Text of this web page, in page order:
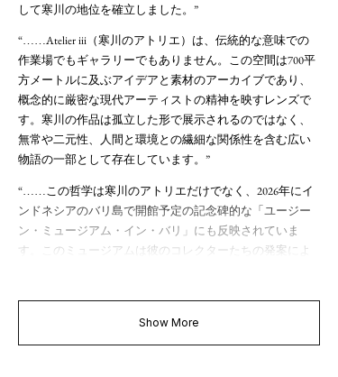
して寒川の地位を確立しました。”
“……Atelier iii（寒川のアトリエ）は、伝統的な意味での
作業場でもギャラリーでもありません。この空間は700平
方メートルに及ぶアイデアと素材のアーカイブであり、
概念的に厳密な現代アーティストの精神を映すレンズで
す。寒川の作品は孤立した形で展示されるのではなく、
無常や二元性、人間と環境との繊細な関係性を含む広い
物語の一部として存在しています。”
“
この哲学は寒川のアトリエだけでなく、2026年にイ
ンドネシアのバリ島で開館予定の記念碑的な「ユージー
ン・ミュージアム・イン・バリ」にも反映されていま
す。このミュージアムは彼のコレクターたちの発案によ
Show More